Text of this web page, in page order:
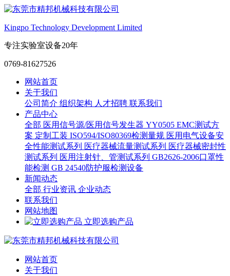
Kingpo Technology Development Limited
专注实验室设备20年
0769-81627526
网站首页
关于我们
公司简介 组织架构 人才招聘 联系我们
产品中心
全部 医用信号源/医用信号发生器 YY0505 EMC测试方
案 定制工装 ISO594/ISO80369检测量规 医用电气设备安
全性能测试系列 医疗器械流量测试系列 医疗器械密封性
测试系列 医用注射针、管测试系列 GB2626-2006口罩性
能检测 GB 24540防护服检测设备
新闻动态
全部 行业资讯 企业动态
联系我们
网站地图
立即选购产品
网站首页
关于我们